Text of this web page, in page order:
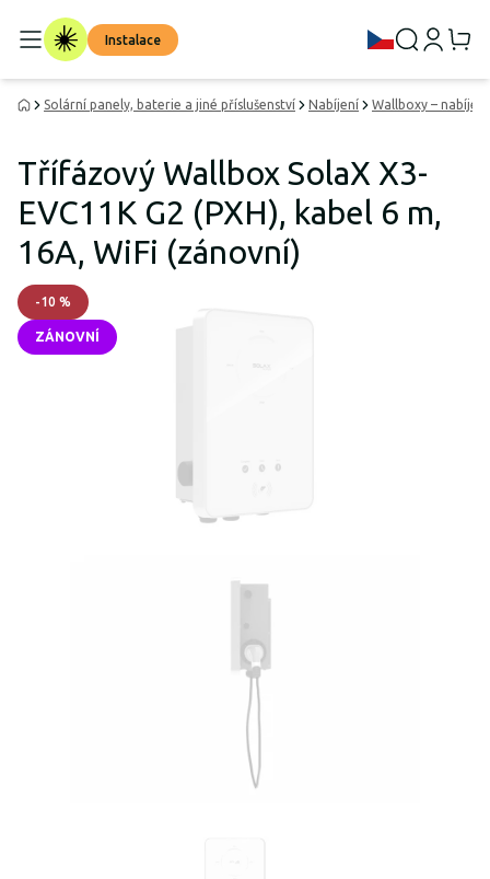
Instalace
Solární panely, baterie a jiné příslušenství Nabíjení Wallboxy –
Třífázový Wallbox SolaX X3-
EVC11K G2 (PXH), kabel 6 m,
16A, WiFi (zánovní)
-10 %
ZÁNOVNÍ